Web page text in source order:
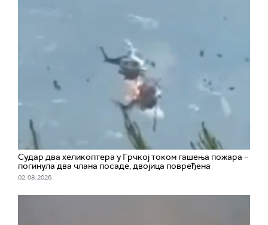
Судар два хеликоптера у Грчкој током гашења пожара –
погинула два члана посаде, двојица повређена
02. 08. 2026.